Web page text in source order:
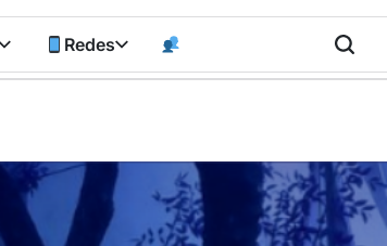
Redes